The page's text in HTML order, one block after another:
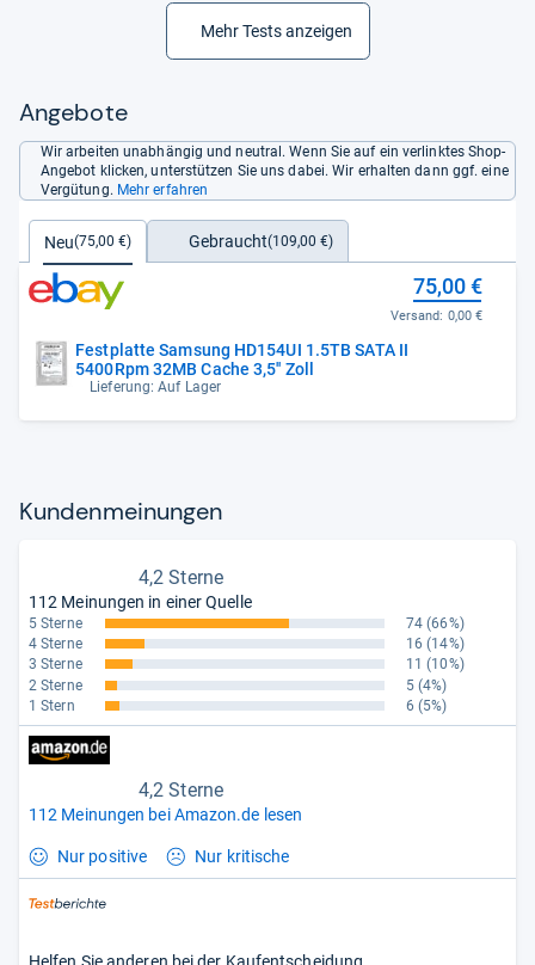
Mehr Tests anzeigen
Angebote
Wir arbeiten unabhängig und neutral. Wenn Sie auf ein verlinktes Shop-
Angebot klicken, unterstützen Sie uns dabei. Wir erhalten dann ggf. eine
Vergütung. Mehr erfahren
Neu(75,00 €) Gebraucht(109,00 €)
Festplatte Samsung HD154UI 1.5TB SATA II
5400Rpm 32MB Cache 3,5'' Zoll
Lieferung: Auf Lager
75,00 €
Versand: 0,00 €
Kun­den­mei­nun­gen
4,2 Sterne
112 Meinungen in einer Quelle
5 Sterne 74 (66%)
4 Sterne
16 (14%)
3 Sterne
11 (10%)
2 Sterne
5 (4%)
1 Stern
6 (5%)
4,2 Sterne
112 Meinungen bei Amazon.de lesen
Nur positive Nur kritische
Helfen Sie anderen bei der Kaufentscheidung.